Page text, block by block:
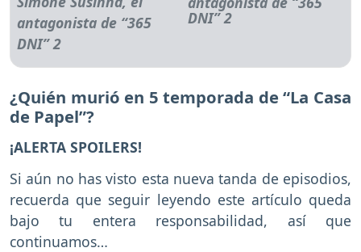
DNI” 2
¿Quién murió en 5 temporada de “La Casa
de Papel”?
¡ALERTA SPOILERS!
Si aún no has visto esta nueva tanda de episodios,
recuerda que seguir leyendo este artículo queda
bajo tu entera responsabilidad, así que
continuamos…